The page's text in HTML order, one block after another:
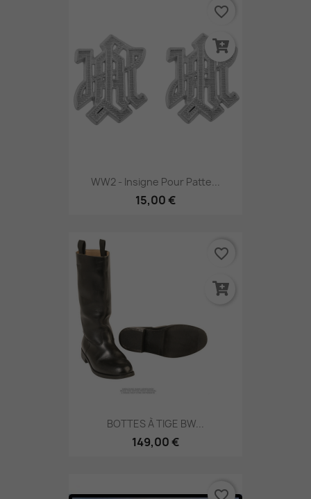
WW2 - Insigne Pour Patte...
15,00 €
favorite_border
BOTTES À TIGE BW...
149,00 €
favorite_border